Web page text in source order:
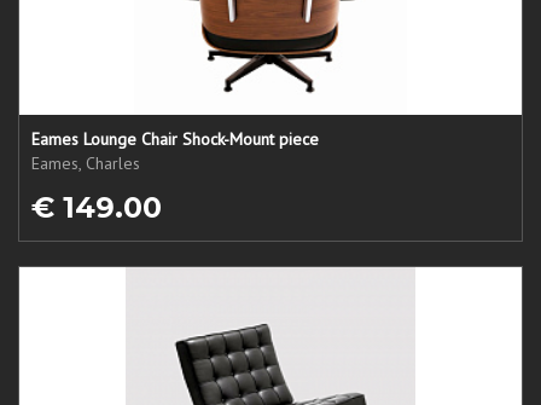
Eames Lounge Chair Shock-Mount piece
Eames, Charles
€ 149.00